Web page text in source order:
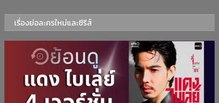
เรื่องย่อละครใหม่และซีรีส์